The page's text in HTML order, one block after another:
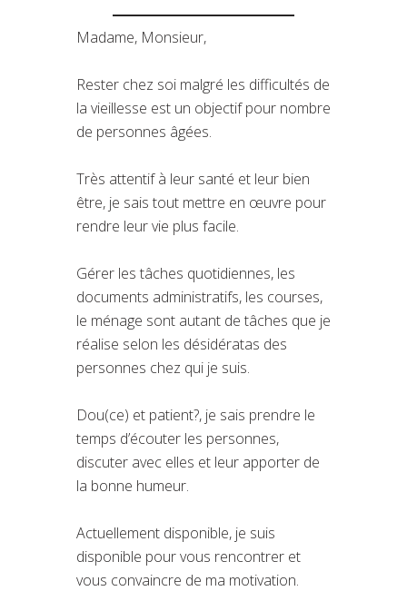
Madame, Monsieur,
Rester chez soi malgré les difficultés de
la vieillesse est un objectif pour nombre
de personnes âgées.
Très attentif à leur santé et leur bien
être, je sais tout mettre en œuvre pour
rendre leur vie plus facile.
Gérer les tâches quotidiennes, les
documents administratifs, les courses,
le ménage sont autant de tâches que je
réalise selon les désidératas des
personnes chez qui je suis.
Dou(ce) et patient?, je sais prendre le
temps d’écouter les personnes,
discuter avec elles et leur apporter de
la bonne humeur.
Actuellement disponible, je suis
disponible pour vous rencontrer et
vous convaincre de ma motivation.